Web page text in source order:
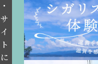
・
サ
イ
ト
に